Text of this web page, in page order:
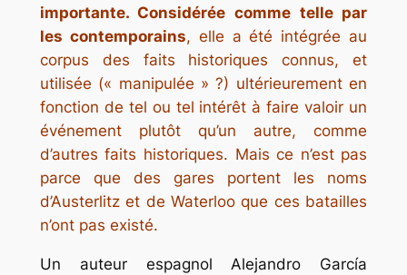
importante. Considérée comme telle par
les contemporains, elle a été intégrée au
corpus des faits historiques connus, et
utilisée (« manipulée » ?) ultérieurement en
fonction de tel ou tel intérêt à faire valoir un
événement plutôt qu’un autre, comme
d’autres faits historiques. Mais ce n’est pas
parce que des gares portent les noms
d’Austerlitz et de Waterloo que ces batailles
n’ont pas existé.
Un auteur espagnol Alejandro García